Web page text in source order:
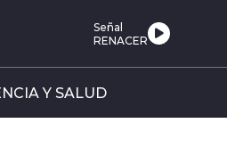
Señal
RENACER
Y SALUD